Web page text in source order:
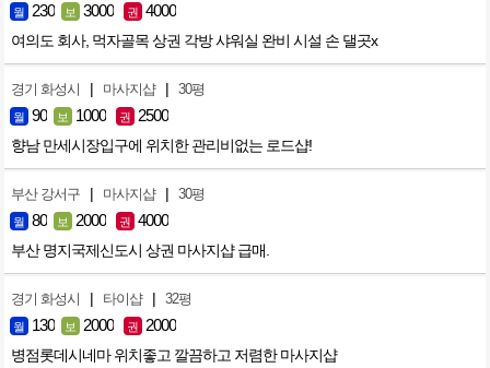
월 230 보 3000 권 4000
여의도 회사, 먹자골목 상권 각방 샤워실 완비 시설 손 댈곳x
경기 화성시 | 마사지샵 | 30평
월 90 보 1000 권 2500
향남 만세시장입구에 위치한 관리비없는 로드샵!
부산 강서구 | 마사지샵 | 30평
월 80 보 2000 권 4000
부산 명지국제신도시 상권 마사지샵 급매.
경기 화성시 | 타이샵 | 32평
월 130 보 2000 권 2000
병점롯데시네마 위치좋고 깔끔하고 저렴한 마사지샵